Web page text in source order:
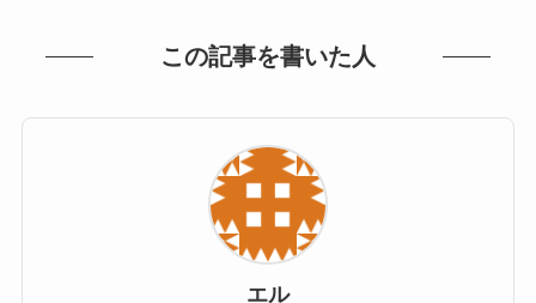
この記事を書いた人
エル